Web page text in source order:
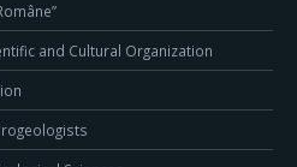
and Cultural Organization